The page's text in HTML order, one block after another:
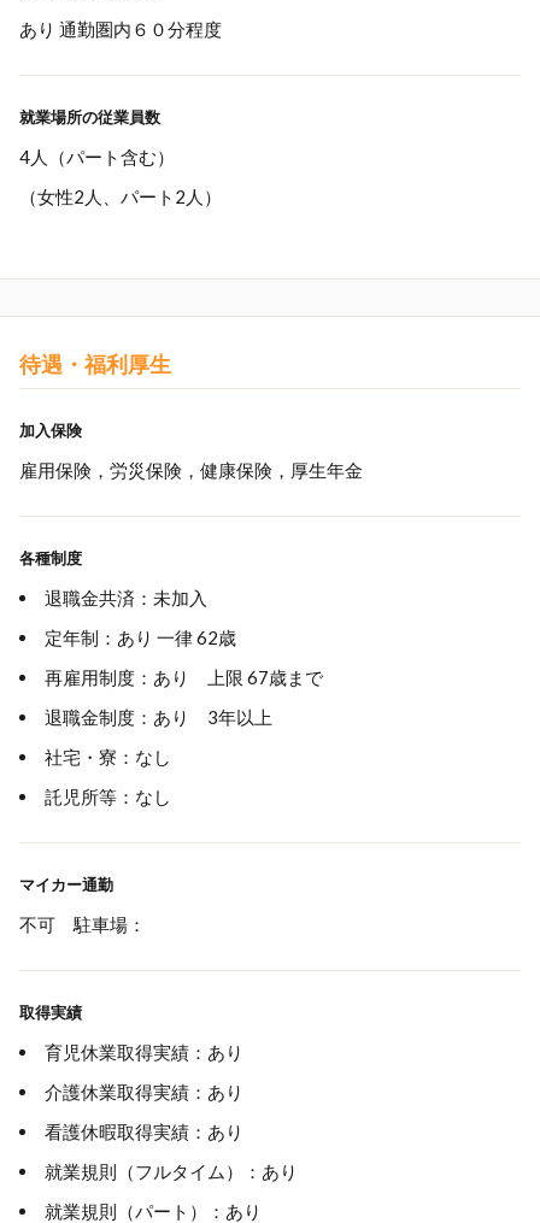
あり 通勤圏内６０分程度
就業場所の従業員数
4人（パート含む）
（女性2人、パート2人）
待遇・福利厚生
加入保険
雇用保険，労災保険，健康保険，厚生年金
各種制度
退職金共済：未加入
定年制：あり 一律 62歳
再雇用制度：あり 上限 67歳まで
退職金制度：あり 3年以上
社宅・寮：なし
託児所等：なし
マイカー通勤
不可 駐車場：
取得実績
育児休業取得実績：あり
介護休業取得実績：あり
看護休暇取得実績：あり
就業規則（フルタイム）：あり
就業規則（パート）：あり